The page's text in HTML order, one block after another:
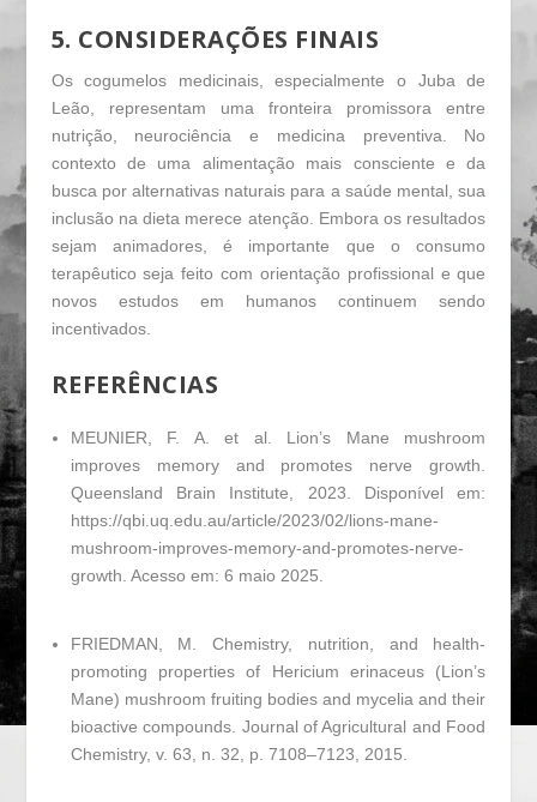
5. CONSIDERAÇÕES FINAIS
Os cogumelos medicinais, especialmente o Juba de
Leão, representam uma fronteira promissora entre
nutrição, neurociência e medicina preventiva. No
contexto de uma alimentação mais consciente e da
busca por alternativas naturais para a saúde mental, sua
inclusão na dieta merece atenção. Embora os resultados
sejam animadores, é importante que o consumo
terapêutico seja feito com orientação profissional e que
novos estudos em humanos continuem sendo
incentivados.
REFERÊNCIAS
MEUNIER, F. A. et al. Lion’s Mane mushroom
improves memory and promotes nerve growth.
Queensland Brain Institute, 2023. Disponível em:
https://qbi.uq.edu.au/article/2023/02/lions-mane-
mushroom-improves-memory-and-promotes-nerve-
growth. Acesso em: 6 maio 2025.
FRIEDMAN, M. Chemistry, nutrition, and health-
promoting properties of Hericium erinaceus (Lion’s
Mane) mushroom fruiting bodies and mycelia and their
bioactive compounds. Journal of Agricultural and Food
Chemistry, v. 63, n. 32, p. 7108–7123, 2015.